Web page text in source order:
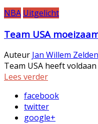
NBA Uitgelicht
Team USA
Auteur Jan Willem
Team USA heeft
Lees verder
facebook
twitter
google+